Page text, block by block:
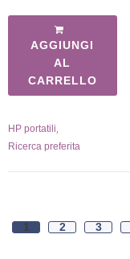
AGGIUNGI
AL
CARRELLO
HP portatili
Ricerca preferita
1 2 3